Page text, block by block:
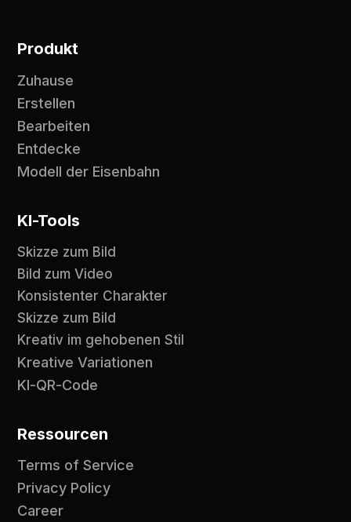
Produkt
Zuhause
Erstellen
Bearbeiten
Entdecke
Modell der Eisenbahn
KI-Tools
Skizze zum Bild
Bild zum Video
Konsistenter Charakter
Skizze zum Bild
Kreativ im gehobenen Stil
Kreative Variationen
KI-QR-Code
Ressourcen
Terms of Service
Privacy Policy
Career